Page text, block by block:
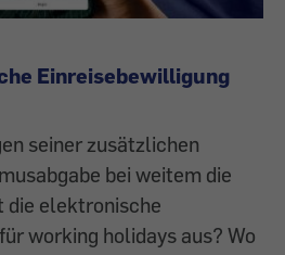
Einreisebewilligung
seiner zusätzlichen
bei weitem die
die elektronische
working holidays aus? Wo